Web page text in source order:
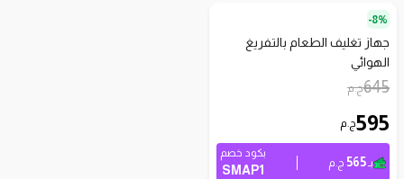
8%-
جهاز تغليف الطعام بالتفريغ
الهوائي
645ج.م
595ج.م
بـ565 ج.م
بكود خصم
SMAP1